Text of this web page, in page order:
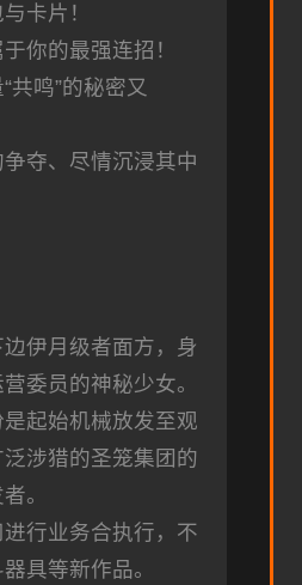
卡片！
你的最强连招！
共鸣”的秘密又
夺、尽情沉浸其中
伊月级者面方，身
委员的神秘少女。
起始机械放发至观
涉猎的圣笼集团的
。
行业务合执行，不
具等新作品。